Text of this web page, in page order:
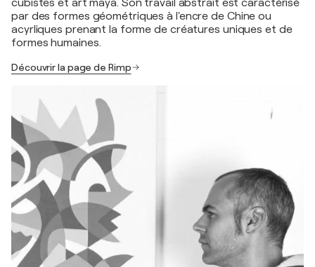
cubistes et art maya. Son travail abstrait est caractérisé
par des formes géométriques à l'encre de Chine ou
acyrliques prenant la forme de créatures uniques et de
formes humaines.
Découvrir la page de Rimp